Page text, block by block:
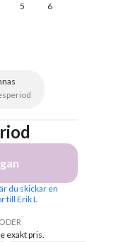
5 6
du skickar en
till Erik L
exakt pris.